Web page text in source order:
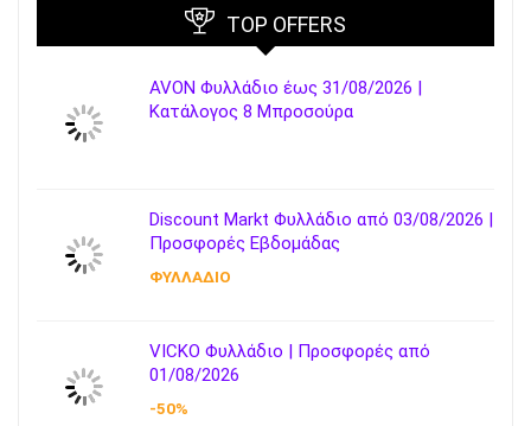
TOP OFFERS
AVON Φυλλάδιο έως 31/08/2026 |
Κατάλογος 8 Μπροσούρα
Discount Markt Φυλλάδιο από 03/08/2026 |
Προσφορές Εβδομάδας
ΦΥΛΛΑΔΙΟ
VICKO Φυλλάδιο | Προσφορές από
01/08/2026
-50%